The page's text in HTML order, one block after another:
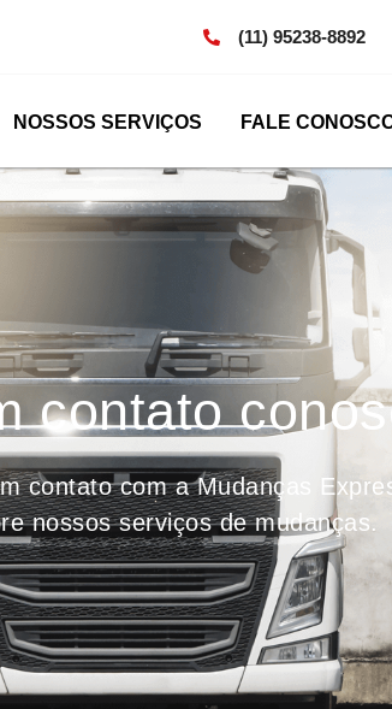
(11) 95238-8892
NOSSOS SERVIÇOS FALE
contato
contato com a Mudanças
nossos serviços de mudanças.